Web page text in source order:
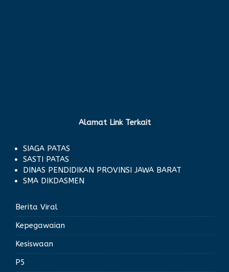
Alamat Link Terkait
SIAGA PATAS
SASTI PATAS
DINAS PENDIDIKAN PROVINSI JAWA BARAT
SMA DIKDASMEN
Berita Viral
Kepegawaian
Kesiswaan
P5